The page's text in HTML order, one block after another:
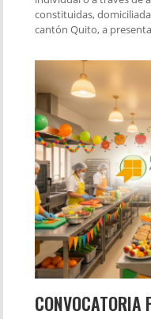
constituidas,
cantón Quito, a
CONVOCATORIA